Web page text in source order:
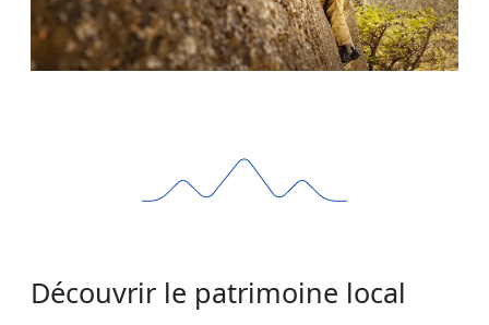
Découvrir le patrimoine local